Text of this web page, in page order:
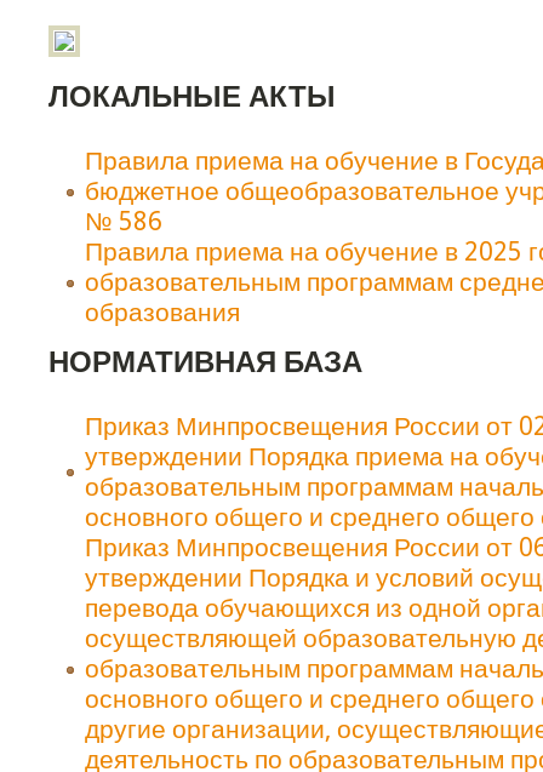
ЛОКАЛЬНЫЕ АКТЫ
Правила приема на обучение в
бюджетное общеобразовательное
№ 586
Правила приема на обучение в 2025
образовательным программам
образования
НОРМАТИВНАЯ БАЗА
Приказ Минпросвещения России от
утверждении Порядка приема на
образовательным программам
основного общего и среднего
Приказ Минпросвещения России от
утверждении Порядка и условий
перевода обучающихся из одной
осуществляющей образовательную
образовательным программам
основного общего и среднего общего
другие организации,
деятельность по образовательным